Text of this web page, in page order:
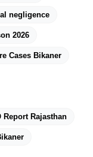
negligence
2026
Cases Bikaner
Report Rajasthan